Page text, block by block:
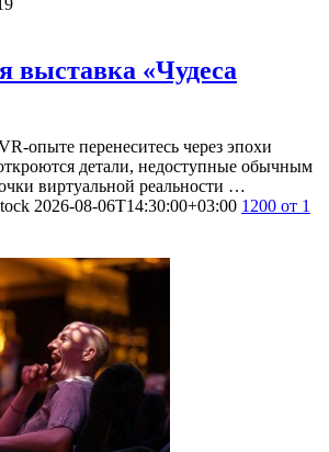
выставка «Чудеса
опыте перенеситесь через эпохи
детали, недоступные обычным
виртуальной реальности …
2026-08-06T14:30:00+03:00 1200 от 1